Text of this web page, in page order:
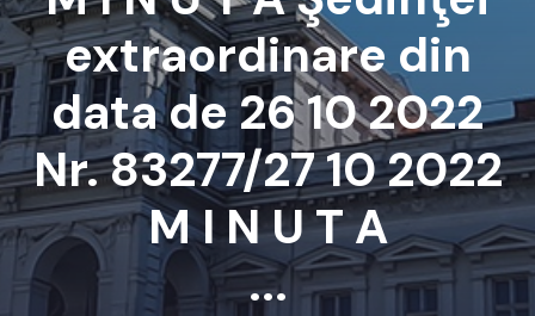
extraordinare din
data de 26 10 2022
Nr. 83277/27 10 2022
M I N U T A
...